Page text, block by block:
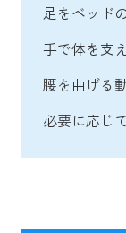
足をベッド
手で体を支
腰を曲げる
必要に応じ